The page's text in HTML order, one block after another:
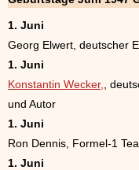
1. Juni
Georg Elwert, deutscher
1. Juni
Konstantin Wecker,
,
und Autor
1. Juni
Ron Dennis, Formel-1
1. Juni